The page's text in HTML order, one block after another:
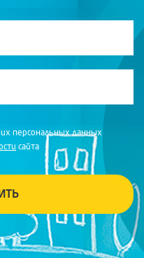
персональных данных
сайта